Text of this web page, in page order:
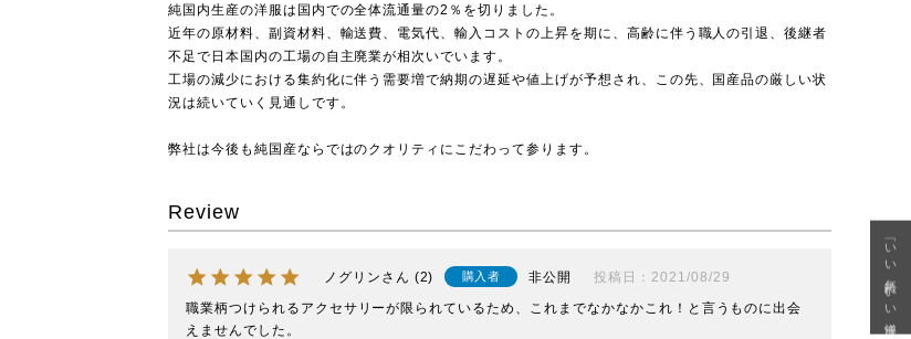
純国内生産の洋服は国内での全体流通量の2％を切りました。
近年の原材料、副資材料、輸送費、電気代、輸入コストの上昇を期に、高齢に伴う職人の引退、後継者
不足で日本国内の工場の自主廃業が相次いでいます。
工場の減少における集約化に伴う需要増で納期の遅延や値上げが予想され、この先、国産品の厳しい状
況は続いていく見通しです。
弊社は今後も純国産ならではのクオリティにこだわって参ります。
Review
ノグリン 2 購入者 非公開 投稿日
2021/08/29
職業柄つけられるアクセサリーが限られているため、これまでなかなかこれ！と言うものに出会
えませんでした。
「いい年齢 いい洋服」